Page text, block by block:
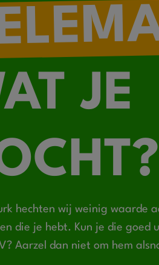
JE
hechten wij weinig waarde
die je hebt. Kun je die goed
Aarzel dan niet om hem